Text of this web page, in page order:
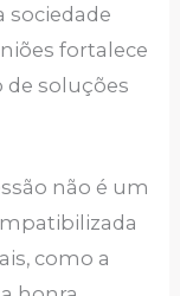
sociedade
fortalece
de soluções
não é um
como a